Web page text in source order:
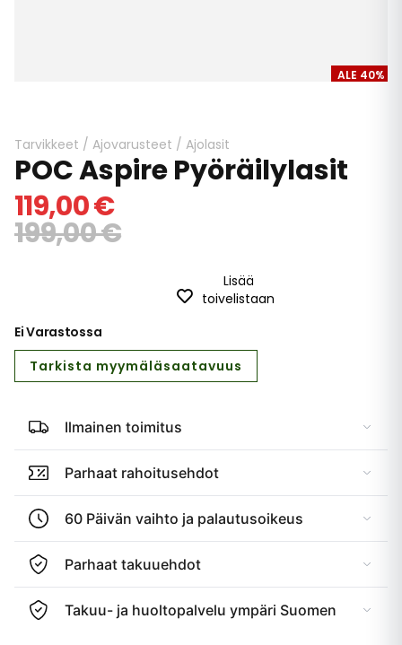
ALE 40%
beginning
of
the
images
gallery
Tarvikkeet / Ajovarusteet / Ajolasit
POC Aspire Pyöräilylasit
119,00 €
199,00 €
Lisää
toivelistaan
Ei Varastossa
Tarkista myymäläsaatavuus
Ilmainen toimitus
Parhaat rahoitusehdot
60 Päivän vaihto ja palautusoikeus
Parhaat takuuehdot
Takuu- ja huoltopalvelu ympäri Suomen